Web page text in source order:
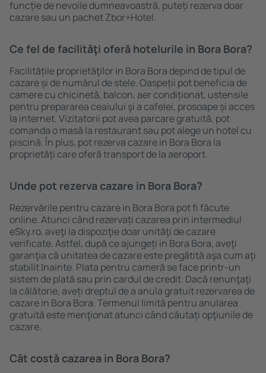
funcție de nevoile dumneavoastră, puteți rezerva doar
cazare sau un pachet Zbor+Hotel.
Ce fel de facilităţi oferă hotelurile in Bora Bora?
Facilitățile proprietăţilor in Bora Bora depind de tipul de
cazare și de numărul de stele. Oaspeții pot beneficia de
camere cu chicinetă, balcon, aer condiționat, ustensile
pentru prepararea ceaiului şi a cafelei, prosoape și acces
la internet. Vizitatorii pot avea parcare gratuită, pot
comanda o masă la restaurant sau pot alege un hotel cu
piscină. În plus, pot rezerva cazare in Bora Bora la
proprietăți care oferă transport de la aeroport.
Unde pot rezerva cazare in Bora Bora?
Rezervările pentru cazare in Bora Bora pot fi făcute
online. Atunci când rezervați cazarea prin intermediul
eSky.ro, aveţi la dispoziţie doar unităţi de cazare
verificate. Astfel, după ce ajungeți in Bora Bora, aveţi
garanţia că unitatea de cazare este pregătită aşa cum aţi
stabilit ȋnainte. Plata pentru cameră se face printr-un
sistem de plată sau prin cardul de credit. Dacă renunţaţi
la călătorie, aveți dreptul de a anula gratuit rezervarea de
cazare in Bora Bora. Termenul limită pentru anularea
gratuită este menţionat atunci când căutați opţiunile de
cazare.
Cât costă cazarea in Bora Bora?